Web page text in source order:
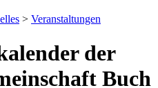
> Veranstaltungen
der
Buch